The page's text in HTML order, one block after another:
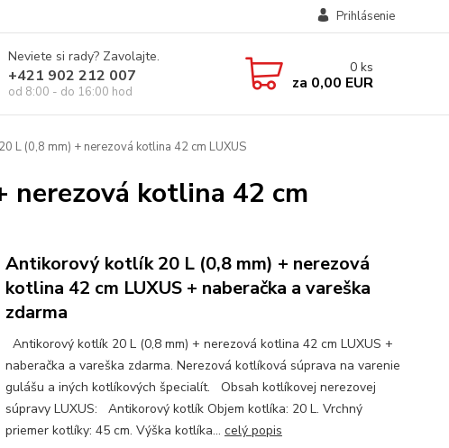
Prihlásenie
Neviete si rady? Zavolajte.
+421 902 212 007
od 8:00 - do 16:00 hod
0 ks
za 0,00 EUR
L (0,8 mm) + nerezová kotlina 42 cm LUXUS
kotlina 42 cm
Antikorový kotlík 20 L (0,8 mm) + nerezová
kotlina 42 cm LUXUS + naberačka a vareška
zdarma
Antikorový kotlík 20 L (0,8 mm) + nerezová kotlina 42 cm LUXUS +
naberačka a vareška zdarma. Nerezová kotlíková súprava na varenie
gulášu a iných kotlíkových špecialít. Obsah kotlíkovej nerezovej
súpravy LUXUS: Antikorový kotlík Objem kotlíka: 20 L. Vrchný
priemer kotlíky: 45 cm. Výška kotlíka... celý popis